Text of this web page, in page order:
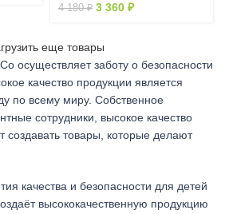
4 180₽ 3 360 ₽
еще товары
осуществляет заботу о безопасности
качество продукции является
по всему миру. Собственное
сотрудники, высокое качество
создавать товары, которые делают
качества и безопасности для детей
высококачественную продукцию